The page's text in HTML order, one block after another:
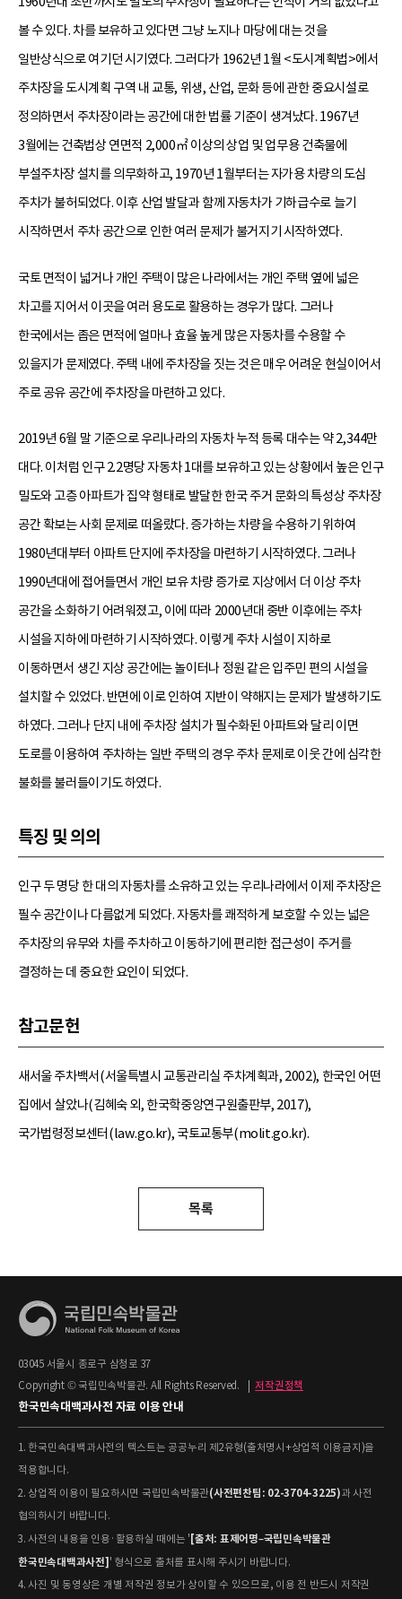
볼 수 있다. 차를 보유하고 있다면 그냥 노지나 마당에 대는 것을
일반상식으로 여기던 시기였다. 그러다가 1962년 1월 <도시계획법>에서
주차장을 도시계획 구역 내 교통, 위생, 산업, 문화 등에 관한 중요시설로
정의하면서 주차장이라는 공간에 대한 법률 기준이 생겨났다. 1967년
3월에는 건축법상 연면적 2,000㎡ 이상의 상업 및 업무용 건축물에
부설주차장 설치를 의무화하고, 1970년 1월부터는 자가용 차량의 도심
주차가 불허되었다. 이후 산업 발달과 함께 자동차가 기하급수로 늘기
시작하면서 주차 공간으로 인한 여러 문제가 불거지기 시작하였다.
국토 면적이 넓거나 개인 주택이 많은 나라에서는 개인 주택 옆에 넓은
차고를 지어서 이곳을 여러 용도로 활용하는 경우가 많다. 그러나
한국에서는 좁은 면적에 얼마나 효율 높게 많은 자동차를 수용할 수
있을지가 문제였다. 주택 내에 주차장을 짓는 것은 매우 어려운 현실이어서
주로 공유 공간에 주차장을 마련하고 있다.
2019년 6월 말 기준으로 우리나라의 자동차 누적 등록 대수는 약 2,344만
대다. 이처럼 인구 2.2명당 자동차 1대를 보유하고 있는 상황에서 높은 인구
밀도와 고층 아파트가 집약 형태로 발달한 한국 주거 문화의 특성상 주차장
공간 확보는 사회 문제로 떠올랐다. 증가하는 차량을 수용하기 위하여
1980년대부터 아파트 단지에 주차장을 마련하기 시작하였다. 그러나
1990년대에 접어들면서 개인 보유 차량 증가로 지상에서 더 이상 주차
공간을 소화하기 어려워졌고, 이에 따라 2000년대 중반 이후에는 주차
시설을 지하에 마련하기 시작하였다. 이렇게 주차 시설이 지하로
이동하면서 생긴 지상 공간에는 놀이터나 정원 같은 입주민 편의 시설을
설치할 수 있었다. 반면에 이로 인하여 지반이 약해지는 문제가 발생하기도
하였다. 그러나 단지 내에 주차장 설치가 필수화된 아파트와 달리 이면
도로를 이용하여 주차하는 일반 주택의 경우 주차 문제로 이웃 간에 심각한
불화를 불러들이기도 하였다.
특징 및 의의
인구 두 명당 한 대의 자동차를 소유하고 있는 우리나라에서 이제 주차장은
필수 공간이나 다름없게 되었다. 자동차를 쾌적하게 보호할 수 있는 넓은
주차장의 유무와 차를 주차하고 이동하기에 편리한 접근성이 주거를
결정하는 데 중요한 요인이 되었다.
참고문헌
새서울 주차백서(서울특별시 교통관리실 주차계획과, 2002), 한국인 어떤
집에서 살았나(김혜숙 외, 한국학중앙연구원출판부, 2017),
국가법령정보센터(law.go.kr), 국토교통부(molit.go.kr).
목록
03045 서울시 종로구 삼청로 37
Copyright © 국립민속박물관. All Rights Reserved.
저작권정책
한국민속대백과사전 자료 이용 안내
1. 한국민속대백과사전의 텍스트는 공공누리 제2유형(출처명시+상업적 이용금지)을
적용합니다.
2. 상업적 이용이 필요하시면 국립민속박물관(사전편찬팀: 02-3704-3225)과 사전
협의하시기 바랍니다.
3. 사전의 내용을 인용·활용하실 때에는 ' [출처: 표제어명–국립민속박물관
한국민속대백과사전] ' 형식으로 출처를 표시해 주시기 바랍니다.
4. 사진 및 동영상은 개별 저작권 정보가 상이할 수 있으므로, 이용 전 반드시 저작권